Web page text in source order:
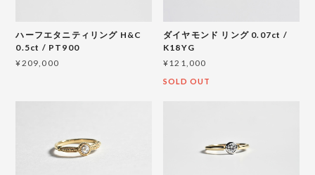
ハーフエタニティリング H&C
0.5ct / PT900
¥209,000
ダイヤモンド リング 0.07ct /
K18YG
¥121,000
SOLD OUT